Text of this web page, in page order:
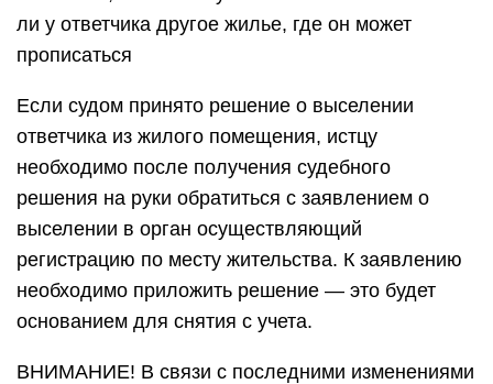
ли у ответчика другое жилье, где он может
прописаться
Если судом принято решение о выселении
ответчика из жилого помещения, истцу
необходимо после получения судебного
решения на руки обратиться с заявлением о
выселении в орган осуществляющий
регистрацию по месту жительства. К заявлению
необходимо приложить решение — это будет
основанием для снятия с учета.
ВНИМАНИЕ! В связи с последними изменениями